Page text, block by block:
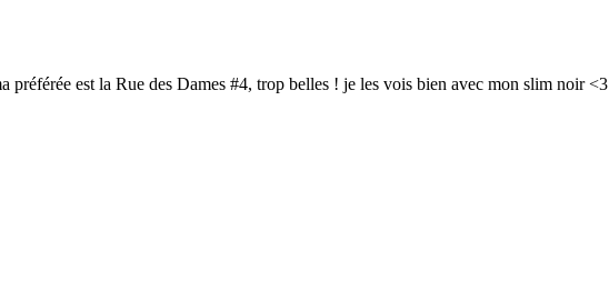
préférée est la Rue des Dames #4, trop belles ! je les vois bien avec mon slim noir <3